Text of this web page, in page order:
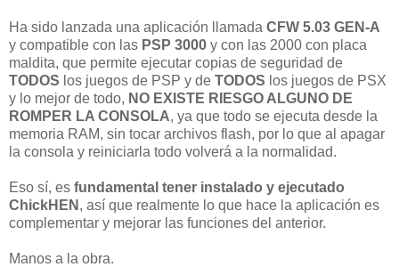
Ha sido lanzada una aplicación llamada CFW 5.03 GEN-A
y compatible con las PSP 3000 y con las 2000 con placa
maldita, que permite ejecutar copias de seguridad de
TODOS los juegos de PSP y de TODOS los juegos de PSX
y lo mejor de todo, NO EXISTE RIESGO ALGUNO DE
ROMPER LA CONSOLA, ya que todo se ejecuta desde la
memoria RAM, sin tocar archivos flash, por lo que al apagar
la consola y reiniciarla todo volverá a la normalidad.
Eso sí, es fundamental tener instalado y ejecutado
ChickHEN , así que realmente lo que hace la aplicación es
complementar y mejorar las funciones del anterior.
Manos a la obra.